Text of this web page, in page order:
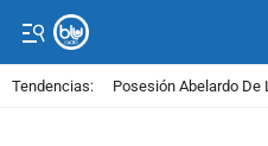
Tendencias: Posesión Abelardo De